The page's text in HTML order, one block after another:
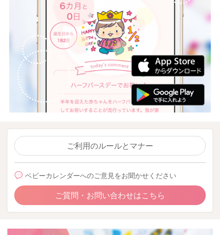
ご利用のルールとマナー
ベビーカレンダーへのご意見をお聞かせください
ご質問・お問い合わせはこちら